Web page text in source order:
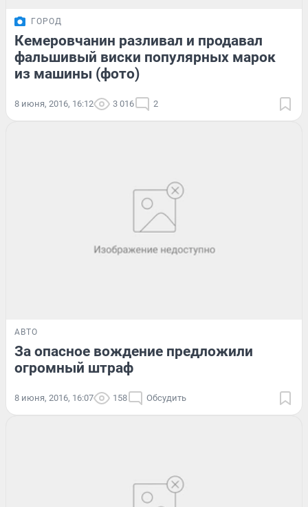
ГОРОД
Кемеровчанин разливал и продавал
фальшивый виски популярных марок
из машины (фото)
8 июня, 2016, 16:12 3 016 2
АВТО
За опасное вождение предложили
огромный штраф
8 июня, 2016, 16:07 158 Обсудить